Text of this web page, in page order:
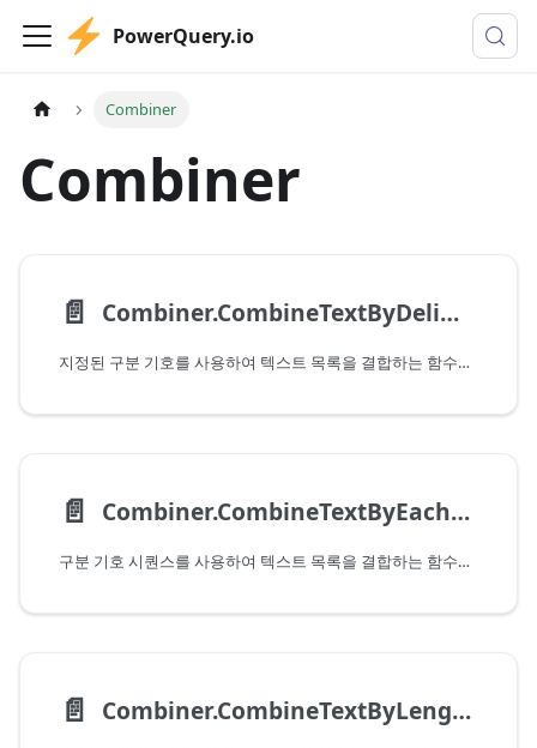
PowerQuery.io
Combiner
Combiner
📄️ Combiner.CombineTextByDelimiter
지정된 구분 기호를 사용하여 텍스트 목록을 결합하는 함수를 반환합니다.
📄️ Combiner.CombineTextByEachDelimiter
구분 기호 시퀀스를 사용하여 텍스트 목록을 결합하는 함수를 반환합니다.
📄️ Combiner.CombineTextByLengths